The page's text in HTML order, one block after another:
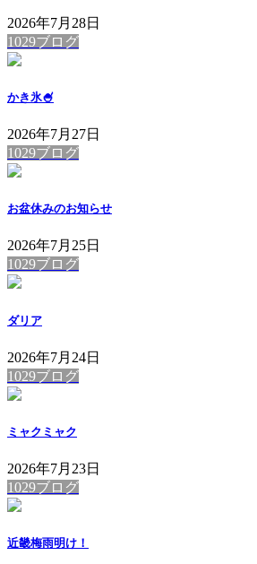
2026年7月28日
1029ブログ
かき氷🍧
2026年7月27日
1029ブログ
お盆休みのお知らせ
2026年7月25日
1029ブログ
ダリア
2026年7月24日
1029ブログ
ミャクミャク
2026年7月23日
1029ブログ
近畿梅雨明け！